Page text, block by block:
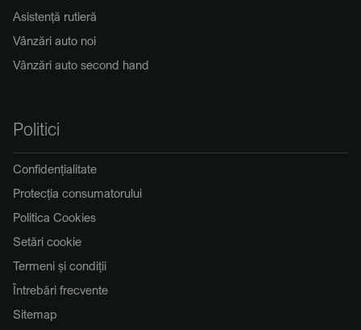
Asistență rutieră
Vânzări auto noi
Vânzări auto second hand
Politici
Confidențialitate
Protecția consumatorului
Politica Cookies
Setări cookie
Termeni și condiții
Întrebări frecvente
Sitemap